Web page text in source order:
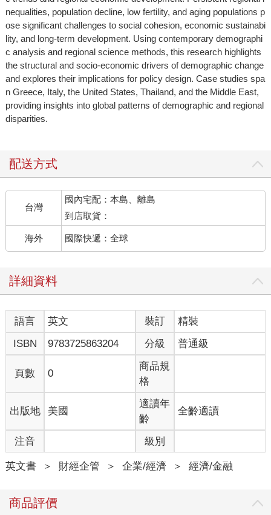
nequalities, population decline, low fertility, and aging populations p
ose significant challenges to social cohesion, economic sustainabi
lity, and long-term development. Using contemporary demographi
c analysis and regional science methods, this research highlights
the structural and socio-economic drivers of demographic change
and explores their implications for policy design. Case studies spa
n Greece, Italy, the United States, Thailand, and the Middle East,
providing insights into global patterns of demographic and regional
disparities.
配送方式
台灣
國內宅配：本島、離島
到店取貨：
海外 國際快遞：全球
詳細資料
語言 英文 裝訂
精裝
ISBN
9783725863204 分級 普通級
頁數 0
商品規
格
出版地 美國
適讀年
齡
全齡適讀
注音 級別
英文書 ＞ 財經企管 ＞ 企業/經濟 ＞ 經濟/金融
商品評價